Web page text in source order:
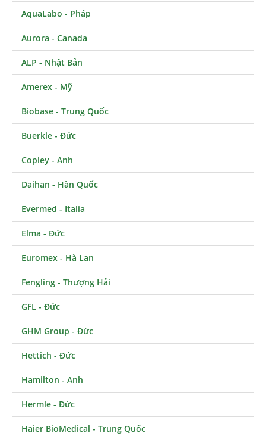
AquaLabo - Pháp
Aurora - Canada
ALP - Nhật Bản
Amerex - Mỹ
Biobase - Trung Quốc
Buerkle - Đức
Copley - Anh
Daihan - Hàn Quốc
Evermed - Italia
Elma - Đức
Euromex - Hà Lan
Fengling - Thượng Hải
GFL - Đức
GHM Group - Đức
Hettich - Đức
Hamilton - Anh
Hermle - Đức
Haier BioMedical - Trung Quốc